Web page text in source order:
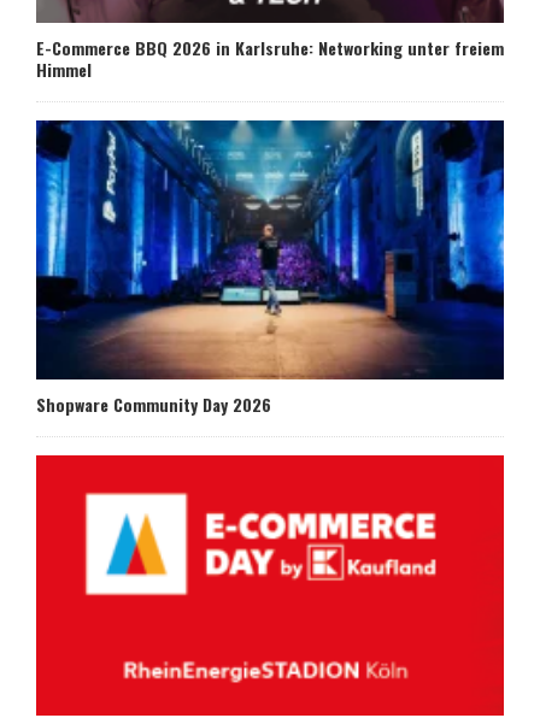
E-Commerce BBQ 2026 in Karlsruhe: Networking unter freiem
Himmel
Shopware Community Day 2026